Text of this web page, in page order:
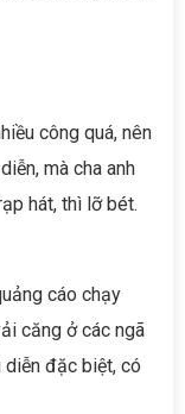
công quá, nên
mà cha anh
hát, thì lỡ bét.
cáo chạy
căng ở các ngã
đặc biệt, có